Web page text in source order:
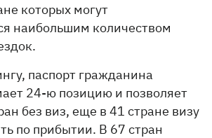
которых могут
наибольшим количеством
паспорт гражданина
24-ю позицию и позволяет
без виз, еще в 41 стране визу
по прибытии. В 67 стран